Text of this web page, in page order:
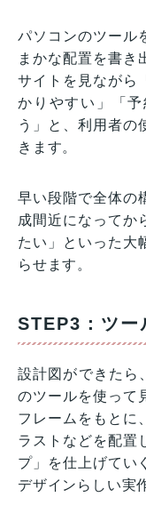
パソコンのツール
まかな配置を書き
サイトを見ながら
かりやすい」「
う」と、利用者の
きます。
早い段階で全体の
成間近になってか
たい」といった大
らせます。
STEP3：ツー
設計図ができたら
のツールを使って
フレームをもとに
ラストなどを配置
プ」を仕上げてい
デザインらしい実